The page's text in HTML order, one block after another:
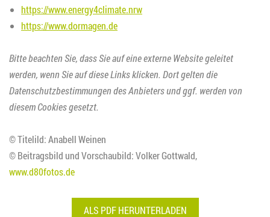
https://www.energy4climate.nrw
https://www.dormagen.de
Bitte beachten Sie, dass Sie auf eine externe Website geleitet
werden, wenn Sie auf diese Links klicken. Dort gelten die
Datenschutzbestimmungen des Anbieters und ggf. werden von
diesem Cookies gesetzt.
© Titelild: Anabell Weinen
© Beitragsbild und Vorschaubild: Volker Gottwald,
www.d80fotos.de
ALS PDF HERUNTERLADEN